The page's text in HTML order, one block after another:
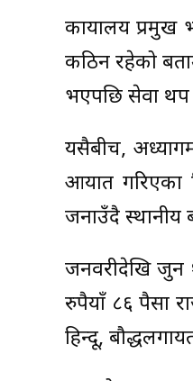
कार्यालय प्रमुख
कठिन रहेको
भएपछि सेवा थप
यसैबीच,
आयात गरिएका
जनाउँदै स्थानीय
जनवरीदेखि जुन
रुपैयाँ ८६ पैसा
हिन्दू,